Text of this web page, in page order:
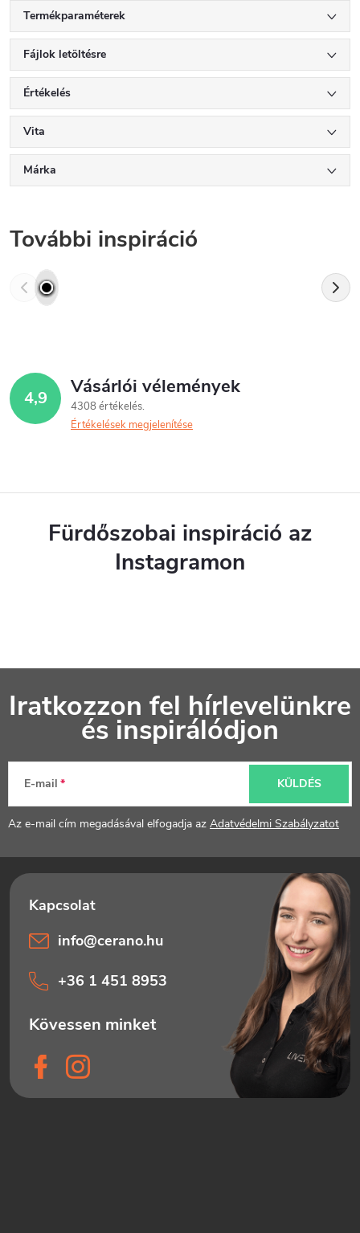
Termékparaméterek
Fájlok letöltésre
Értékelés
Vita
Márka
További inspiráció
4,9 Vásárlói vélemények
4308 értékelés
Értékelések megjelenítése
Fürdőszobai inspiráció az
Instagramon
á
é
Iratkozzon fel hírlevelünkre
és inspirálódjon
E-mail
Az e-mail cím megadásával elfogadja az Adatvédelmi Szabályzatot
KÜLDÉS
info@cerano.hu
+36 1 451 8953